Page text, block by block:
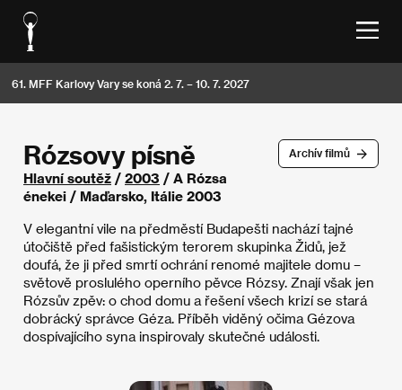
61. MFF Karlovy Vary se koná 2. 7. – 10. 7. 2027
Archív filmů
Rózsovy písně
Hlavní soutěž / 2003 / A Rózsa
énekei / Maďarsko, Itálie 2003
V elegantní vile na předměstí Budapešti nachází tajné
útočiště před fašistickým terorem skupinka Židů, jež
doufá, že ji před smrtí ochrání renomé majitele domu –
světově proslulého operního pěvce Rózsy. Znají však jen
Rózsův zpěv: o chod domu a řešení všech krizí se stará
dobrácký správce Géza. Příběh viděný očima Gézova
dospívajícího syna inspirovaly skutečné události.